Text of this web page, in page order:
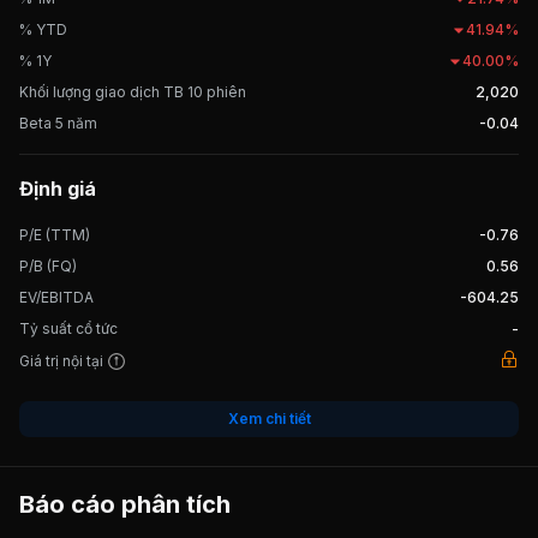
Rô Phú Yên, Trạm 500Kv Pleiku; các nhà máy đường Cam Ranh,
Thủy điện Buôn Kuốp...
% YTD
41.94%
% 1Y
40.00%
Khối lượng giao dịch TB 10 phiên
2,020
Beta 5 năm
-0.04
Định giá
P/E (TTM)
-0.76
P/B (FQ)
0.56
EV/EBITDA
-604.25
Tỷ suất cổ tức
-
Giá trị nội tại
Xem chi tiết
Báo cáo phân tích